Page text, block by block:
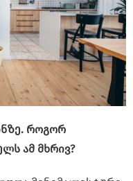
როგორ
ამ მხრივ?